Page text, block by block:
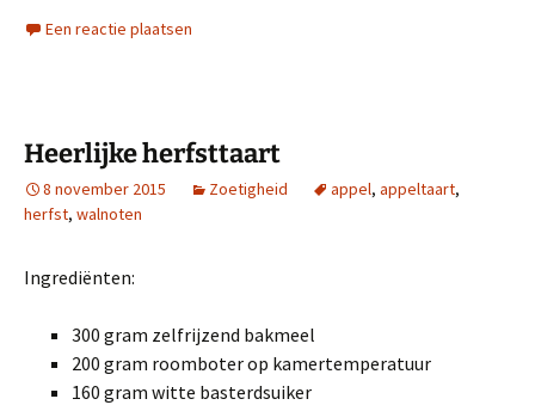
Een reactie plaatsen
Heerlijke herfsttaart
8 november 2015 Zoetigheid appel, appeltaart,
herfst, walnoten
Ingrediënten:
300 gram zelfrijzend bakmeel
200 gram roomboter op kamertemperatuur
160 gram witte basterdsuiker